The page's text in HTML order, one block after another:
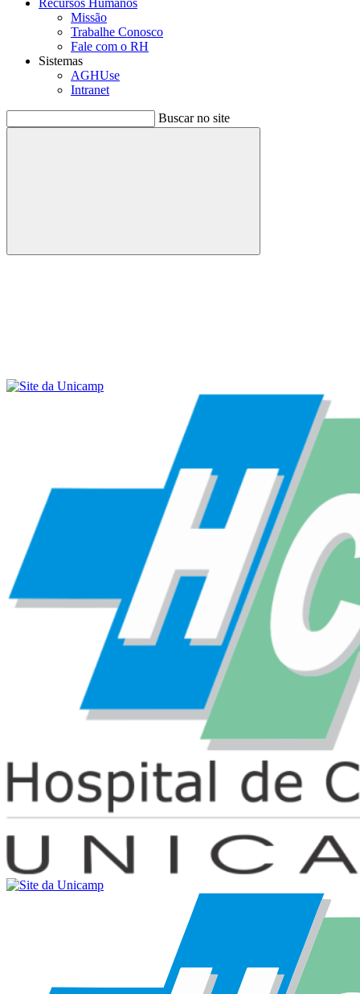
Recursos Humanos
Missão
Trabalhe Conosco
Fale com o RH
Sistemas
AGHUse
Intranet
Buscar no site
Buscar